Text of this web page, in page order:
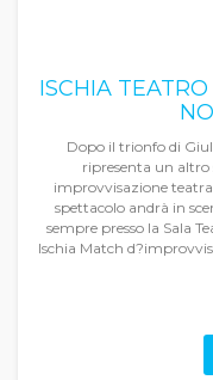
ISCHIA
Dopo il trionfo di
ripresenta un altro
improvvisazione
spettacolo andrà in
sempre presso la Sala
Ischia Match